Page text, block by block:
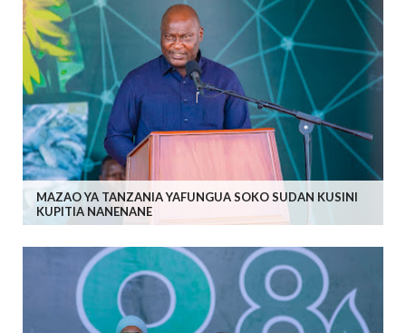
MAZAO YA TANZANIA YAFUNGUA SOKO SUDAN KUSINI
KUPITIA NANENANE